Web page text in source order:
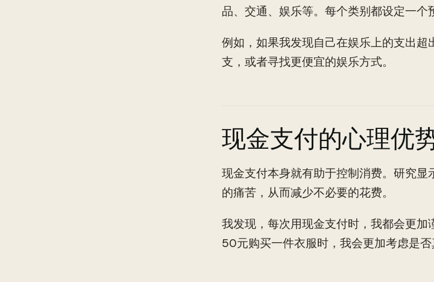
品、交通、娱乐等。每个类别都设定一个
例如，如果我发现自己在娱乐上的支出
支，或者寻找更便宜的娱乐方式。
现金支付的心理优
现金支付本身就有助于控制消费。研究
的痛苦，从而减少不必要的花费。
我发现，每次用现金支付时，我都会更
50元购买一件衣服时，我会更加考虑是